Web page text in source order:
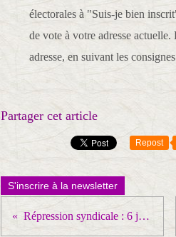
électorales à "Suis-je bien
de vote à votre adresse
adresse, en suivant les
Partager cet article
Repost
S'inscrire à la newsletter
Répression syndicale : 6 janvier RELAXE pour Laurent